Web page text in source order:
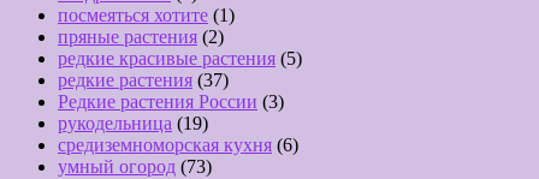
посмеяться хотите (1)
пряные растения (2)
редкие красивые растения (5)
редкие растения (37)
Редкие растения России (3)
рукодельница (19)
средиземноморская кухня (6)
умный огород (73)